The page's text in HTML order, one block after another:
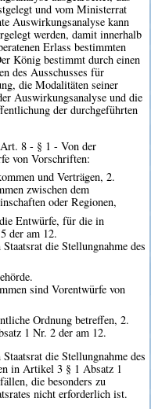
und vom Ministerrat
Auswirkungsanalyse kann
werden, damit innerhalb
Erlass bestimmten
König bestimmt durch einen
des Ausschusses für
die Modalitäten seiner
Auswirkungsanalyse und die
der durchgeführten
8 - § 1 - Von der
von Vorschriften:
und Verträgen, 2.
zwischen dem
oder Regionen,
Entwürfe, für die in
der am 12.
die Stellungnahme des
sind Vorentwürfe von
Ordnung betreffen, 2.
1 Nr. 2 der am 12.
die Stellungnahme des
in Artikel 3 § 1 Absatz 1
die besonders zu
nicht erforderlich ist.